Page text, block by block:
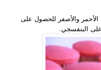
والأصفر للحصول على
على البنفسجي.